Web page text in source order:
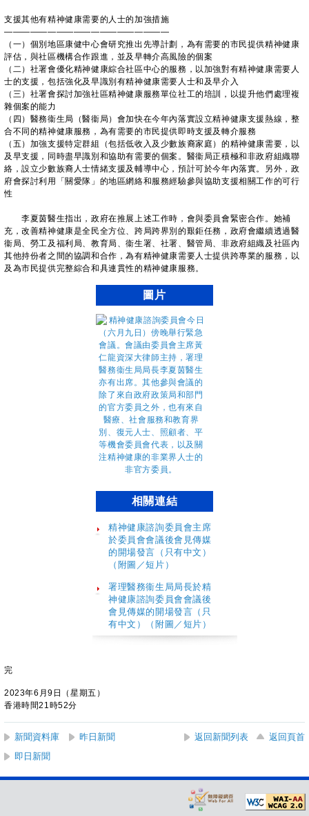
支援其他有精神健康需要的人士的加強措施
———————————————————
（一）個別地區康健中心會研究推出先導計劃，為有需要的市民提供精神健康
評估，與社區機構合作跟進，並及早轉介高風險的個案
（二）社署會優化精神健康綜合社區中心的服務，以加強對有精神健康需要人
士的支援，包括強化及早識別有精神健康需要人士和及早介入
（三）社署會探討加強社區精神健康服務單位社工的培訓，以提升他們處理複
雜個案的能力
（四）醫務衞生局（醫衞局）會加快在今年內落實設立精神健康支援熱線，整
合不同的精神健康服務，為有需要的市民提供即時支援及轉介服務
（五）加強支援特定群組（包括低收入及少數族裔家庭）的精神健康需要，以
及早支援，同時盡早識別和協助有需要的個案。醫衞局正積極和非政府組織聯
絡，設立少數族裔人士情緒支援及輔導中心，預計可於今年內落實。另外，政
府會探討利用「關愛隊」的地區網絡和服務經驗參與協助支援相關工作的可行
性
李夏茵醫生指出，政府在推展上述工作時，會與委員會緊密合作。她補
充，改善精神健康是全民全方位、跨局跨界別的艱鉅任務，政府會繼續透過醫
衞局、勞工及福利局、教育局、衞生署、社署、醫管局、非政府組織及社區內
其他持份者之間的協調和合作，為有精神健康需要人士提供跨專業的服務，以
及為市民提供完整綜合和具連貫性的精神健康服務。
圖片
相關連結
精神健康諮詢委員會主席
於委員會會議後會見傳媒
的開場發言（只有中文）
（附圖／短片）
署理醫務衞生局局長於精
神健康諮詢委員會會議後
會見傳媒的開場發言 （只
有中文）（附圖／短片）
完
2023年6月9日（星期五）
香港時間21時52分
新聞資料庫 昨日新聞 返回新聞列表
返回頁首
即日新聞